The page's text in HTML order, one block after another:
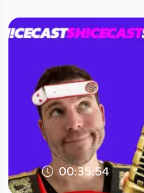
00:35:54